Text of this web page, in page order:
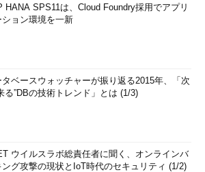
HANA SPS11は、Cloud Foundry採用でアプリ
ション環境を一新
タベースウォッチャーが振り返る2015年、「次
る”DBの技術トレンド」とは (1/3)
ウイルスラボ総責任者に聞く、オンラインバ
ング攻撃の現状とIoT時代のセキュリティ (1/2)